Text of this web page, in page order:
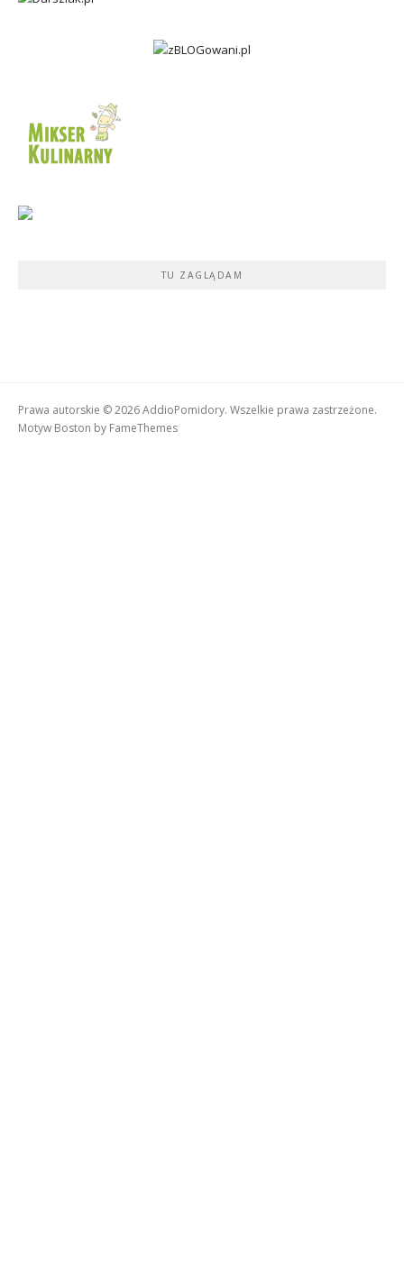
TU ZAGLĄDAM
Prawa autorskie © 2026 AddioPomidory. Wszelkie prawa zastrzeżone.
Motyw Boston by FameThemes